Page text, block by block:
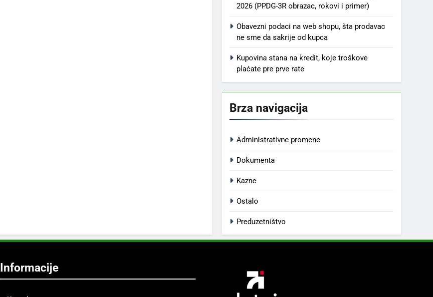
2026 (PPDG-3R obrazac, rokovi i primer)
Obavezni podaci na web shopu, šta prodavac
ne sme da sakrije od kupca
Kupovina stana na kredit, koje troškove
plaćate pre prve rate
Brza navigacija
Administrativne promene
Dokumenta
Kazne
Ostalo
Preduzetništvo
Informacije